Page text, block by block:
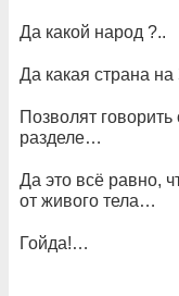
Да какой народ ?..
Да какая страна
Позволят
разделе…
Да это всё равно,
от живого тела…
Гойда!…